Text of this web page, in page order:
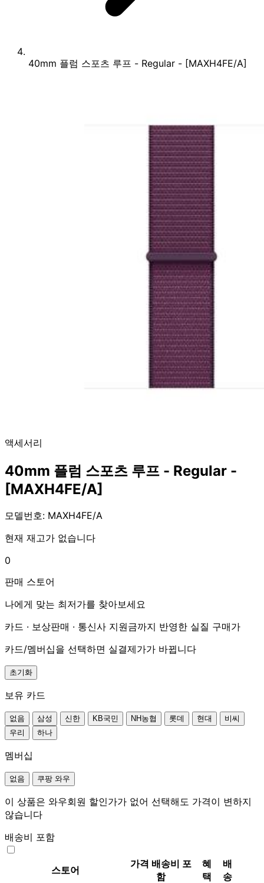
40mm 플럼 스포츠 루프 - Regular - [MAXH4FE/A]
액세서리
40mm 플럼 스포츠 루프 - Regular -
[MAXH4FE/A]
모델번호: MAXH4FE/A
현재 재고가 없습니다
0
판매 스토어
나에게 맞는 최저가를 찾아보세요
카드 · 보상판매 · 통신사 지원금까지 반영한 실질 구매가
카드/멤버십을 선택하면 실결제가가 바뀝니다
초기화
보유 카드
없음 삼성 신한 KB국민 NH농협 롯데 현대
비씨
우리
하나
멤버십
없음 쿠팡 와우
이 상품은 와우회원 할인가가 없어 선택해도 가격이 변하지
않습니다
배송비 포함
스토어
가격 배송비 포
함
혜
택
배
송